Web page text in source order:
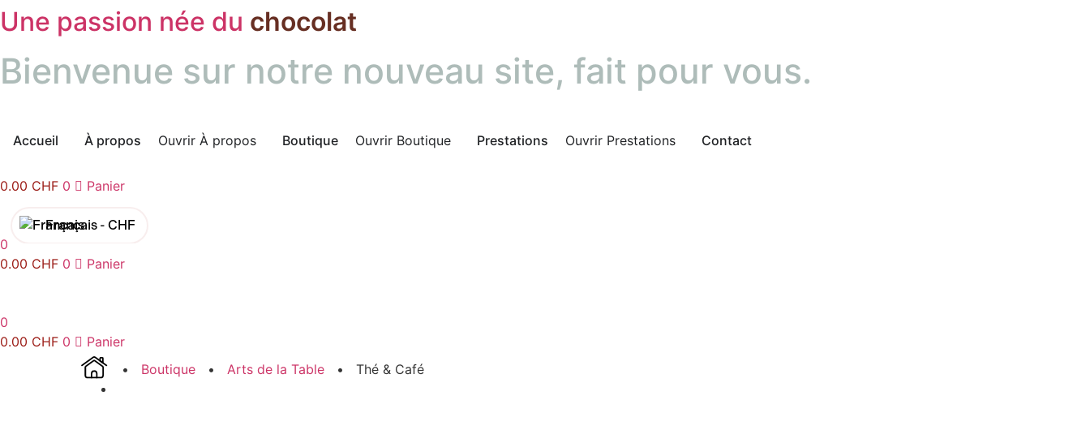
Aller
au
contenu
Une passion née du chocolat
Bienvenue sur notre nouveau site, fait pour vous.
Accueil À propos Ouvrir À propos Boutique Ouvrir Boutique Prestations Ouvrir Prestations Contact
0.00 CHF 0 Panier
Français - CHF
English -CHF
English -€
0
0.00 CHF 0 Panier
0
0.00 CHF 0
Panier
• Boutique • Arts de la Table • Thé & Café